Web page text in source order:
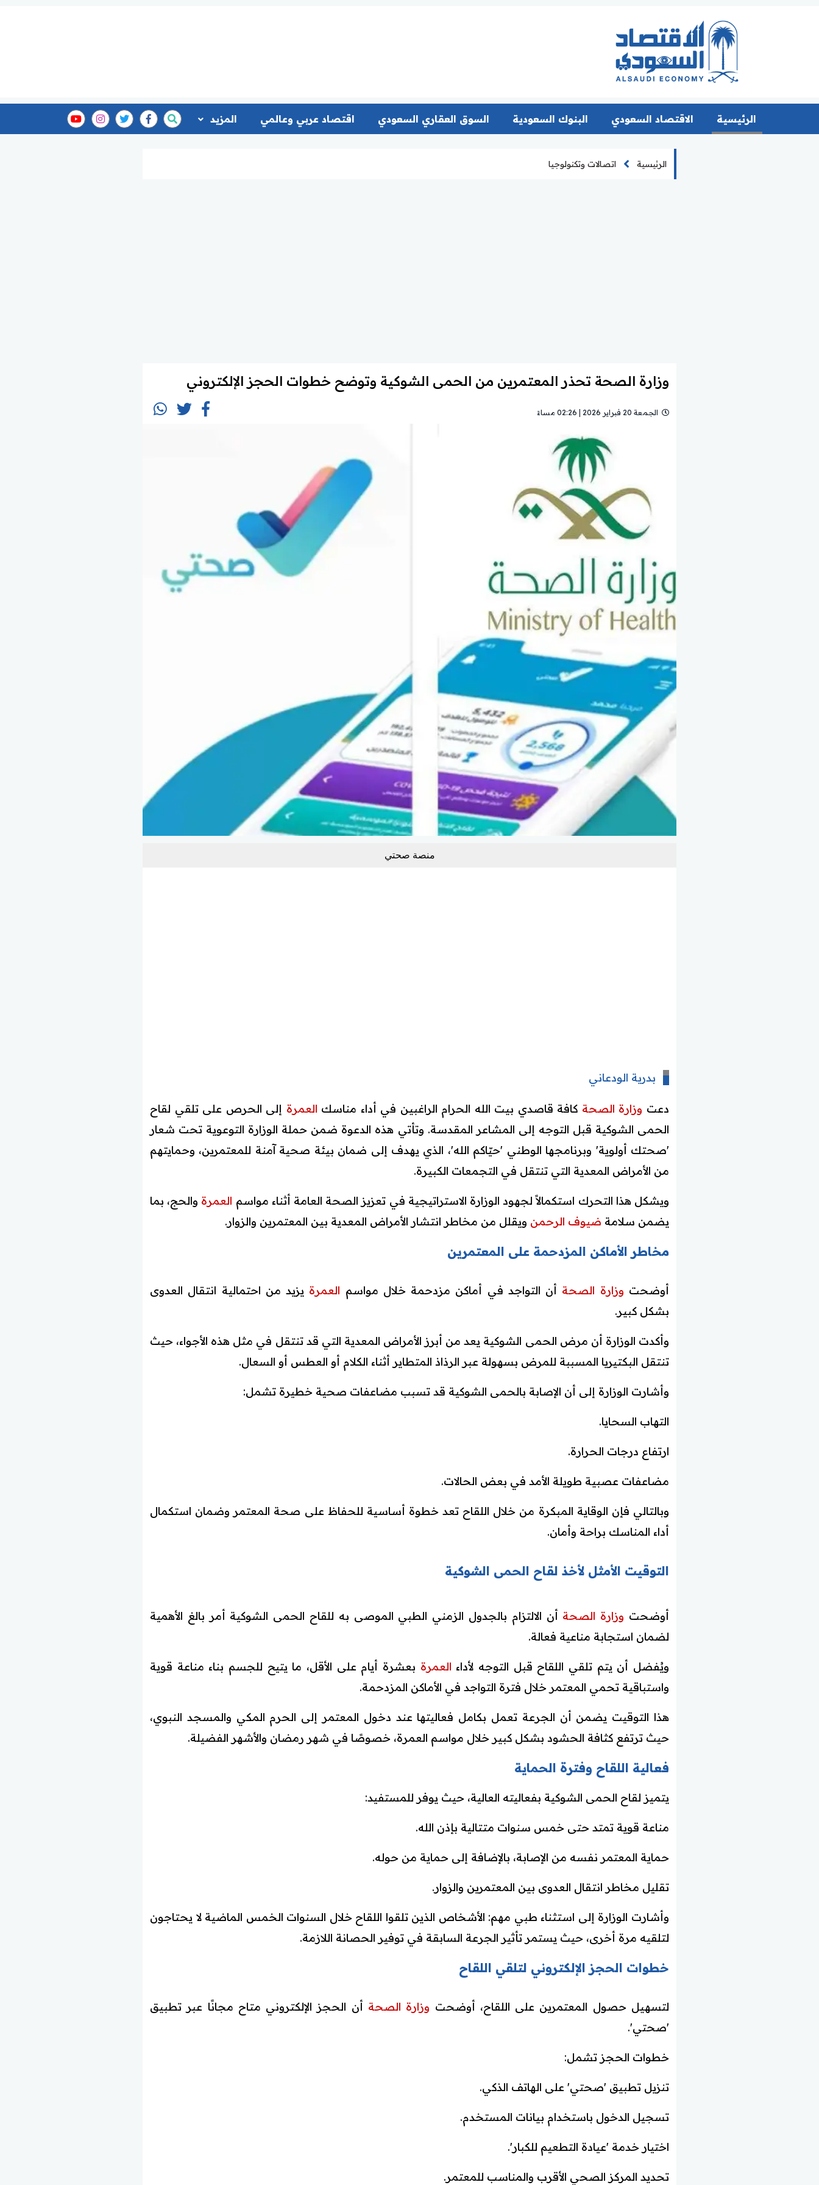
الرئيسية الاقتصاد السعودي البنوك السعودية السوق العقاري السعودي اقتصاد عربي وعالمي المزيد
الرئيسية اتصالات وتكنولوجيا
وزارة الصحة تحذر المعتمرين من الحمى الشوكية وتوضح خطوات الحجز الإلكتروني
الجمعة 20 فبراير 2026 | 02:26 مساءً
منصة صحتي
بدرية الودعاني
دعت وزارة الصحة كافة قاصدي بيت الله الحرام الراغبين في أداء مناسك العمرة إلى الحرص على تلقي لقاح
الحمى الشوكية قبل التوجه إلى المشاعر المقدسة. وتأتي هذه الدعوة ضمن حملة الوزارة التوعوية تحت شعار
'صحتك أولوية' وبرنامجها الوطني 'حيّاكم الله'، الذي يهدف إلى ضمان بيئة صحية آمنة للمعتمرين، وحمايتهم
من الأمراض المعدية التي تنتقل في التجمعات الكبيرة.
ويشكل هذا التحرك استكمالاً لجهود الوزارة الاستراتيجية في تعزيز الصحة العامة أثناء مواسم العمرة والحج، بما
يضمن سلامة ضيوف الرحمن ويقلل من مخاطر انتشار الأمراض المعدية بين المعتمرين والزوار.
مخاطر الأماكن المزدحمة على المعتمرين
أوضحت وزارة الصحة أن التواجد في أماكن مزدحمة خلال مواسم العمرة يزيد من احتمالية انتقال العدوى
بشكل كبير.
وأكدت الوزارة أن مرض الحمى الشوكية يعد من أبرز الأمراض المعدية التي قد تنتقل في مثل هذه الأجواء، حيث
تنتقل البكتيريا المسببة للمرض بسهولة عبر الرذاذ المتطاير أثناء الكلام أو العطس أو السعال.
وأشارت الوزارة إلى أن الإصابة بالحمى الشوكية قد تسبب مضاعفات صحية خطيرة تشمل:
التهاب السحايا.
ارتفاع درجات الحرارة.
مضاعفات عصبية طويلة الأمد في بعض الحالات.
وبالتالي فإن الوقاية المبكرة من خلال اللقاح تعد خطوة أساسية للحفاظ على صحة المعتمر وضمان استكمال
أداء المناسك براحة وأمان.
التوقيت الأمثل لأخذ لقاح الحمى الشوكية
أوضحت وزارة الصحة أن الالتزام بالجدول الزمني الطبي الموصى به للقاح الحمى الشوكية أمر بالغ الأهمية
لضمان استجابة مناعية فعالة.
ويُفضل أن يتم تلقي اللقاح قبل التوجه لأداء العمرة بعشرة أيام على الأقل، ما يتيح للجسم بناء مناعة قوية
واستباقية تحمي المعتمر خلال فترة التواجد في الأماكن المزدحمة.
هذا التوقيت يضمن أن الجرعة تعمل بكامل فعاليتها عند دخول المعتمر إلى الحرم المكي والمسجد النبوي،
حيث ترتفع كثافة الحشود بشكل كبير خلال مواسم العمرة، خصوصًا في شهر رمضان والأشهر الفضيلة.
فعالية اللقاح وفترة الحماية
يتميز لقاح الحمى الشوكية بفعاليته العالية، حيث يوفر للمستفيد:
مناعة قوية تمتد حتى خمس سنوات متتالية بإذن الله.
حماية المعتمر نفسه من الإصابة، بالإضافة إلى حماية من حوله.
تقليل مخاطر انتقال العدوى بين المعتمرين والزوار.
وأشارت الوزارة إلى استثناء طبي مهم: الأشخاص الذين تلقوا اللقاح خلال السنوات الخمس الماضية لا يحتاجون
لتلقيه مرة أخرى، حيث يستمر تأثير الجرعة السابقة في توفير الحصانة اللازمة.
خطوات الحجز الإلكتروني لتلقي اللقاح
لتسهيل حصول المعتمرين على اللقاح، أوضحت وزارة الصحة أن الحجز الإلكتروني متاح مجانًا عبر تطبيق
'صحتي'.
خطوات الحجز تشمل:
تنزيل تطبيق 'صحتي' على الهاتف الذكي.
تسجيل الدخول باستخدام بيانات المستخدم.
اختيار خدمة 'عيادة التطعيم للكبار'.
تحديد المركز الصحي الأقرب والمناسب للمعتمر.